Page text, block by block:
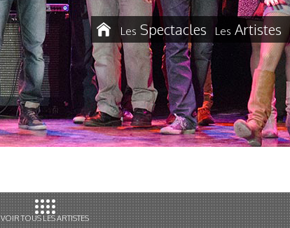
Les Spectacles Les Artistes
VOIR TOUS LES ARTISTES